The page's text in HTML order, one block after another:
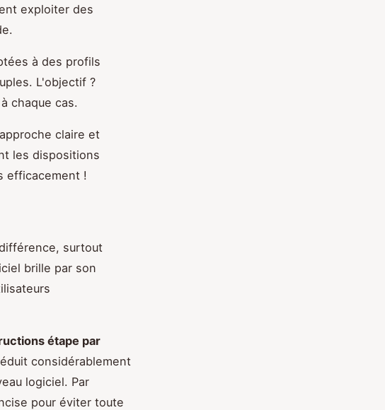
exploiter des
à des profils
L'objectif ?
chaque cas.
claire et
les dispositions
efficacement !
surtout
brille par son
étape par
considérablement
logiciel. Par
pour éviter toute